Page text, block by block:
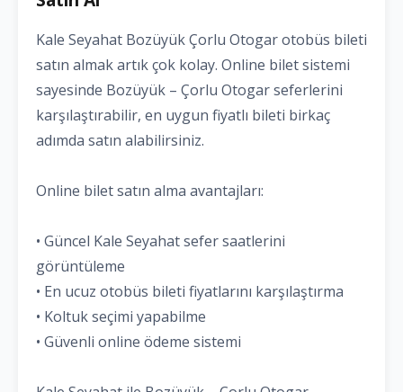
Kale Seyahat Bozüyük Çorlu Otogar otobüs bileti
satın almak artık çok kolay. Online bilet sistemi
sayesinde Bozüyük – Çorlu Otogar seferlerini
karşılaştırabilir, en uygun fiyatlı bileti birkaç
adımda satın alabilirsiniz.
Online bilet satın alma avantajları:
• Güncel Kale Seyahat sefer saatlerini
görüntüleme
• En ucuz otobüs bileti fiyatlarını karşılaştırma
• Koltuk seçimi yapabilme
• Güvenli online ödeme sistemi